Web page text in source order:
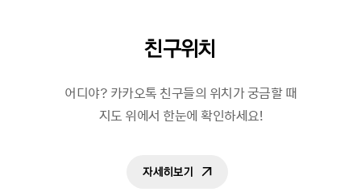
친구위치
어디야? 카카오톡 친구들의 위치가 궁금할 때
지도 위에서 한눈에 확인하세요!
자세히보기